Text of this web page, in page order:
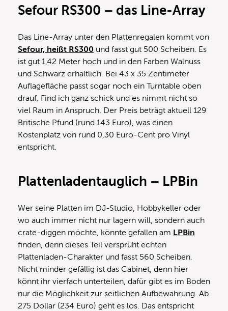
Sefour RS300 – das Line-Array
Das Line-Array unter den Plattenregalen kommt von
Sefour, heißt RS300 und fasst gut 500 Scheiben. Es
ist gut 1,42 Meter hoch und in den Farben Walnuss
und Schwarz erhältlich. Bei 43 x 35 Zentimeter
Auflagefläche passt sogar noch ein Turntable oben
drauf. Find ich ganz schick und es nimmt nicht so
viel Raum in Anspruch. Der Preis beträgt aktuell 129
Britische Pfund (rund 143 Euro), was einen
Kostenplatz von rund 0,30 Euro-Cent pro Vinyl
entspricht.
Plattenladentauglich – LPBin
Wer seine Platten im DJ-Studio, Hobbykeller oder
wo auch immer nicht nur lagern will, sondern auch
crate-diggen möchte, könnte gefallen am LPBin
finden, denn dieses Teil versprüht echten
Plattenladen-Charakter und fasst 560 Scheiben.
Nicht minder gefällig ist das Cabinet, denn hier
könnt ihr vierfach unterteilen, dafür gibt es im Boden
nur die Möglichkeit zur seitlichen Aufbewahrung. Ab
275 Dollar (234 Euro) geht es los. Das entspricht